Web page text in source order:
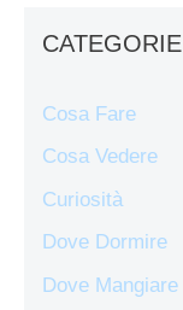
CATEGORIE
Cosa Fare
Cosa Vedere
Curiosità
Dove Dormire
Dove Mangiare